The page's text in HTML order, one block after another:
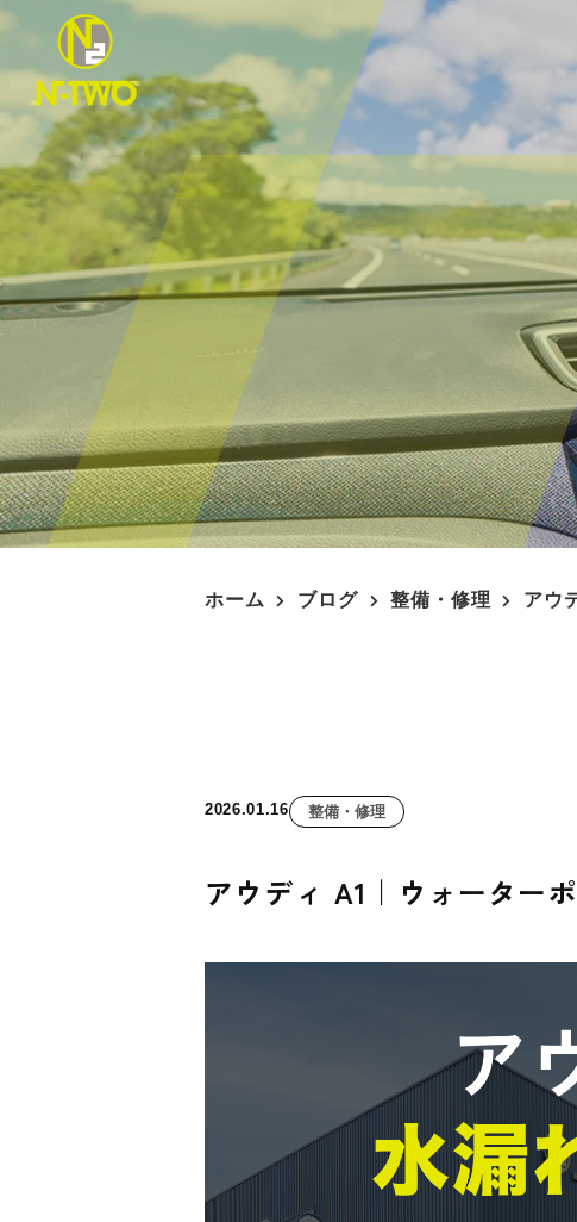
ホーム ブログ 整備・修理 アウ
2026.01.16 整備・修理
アウディ A1｜ウォーター